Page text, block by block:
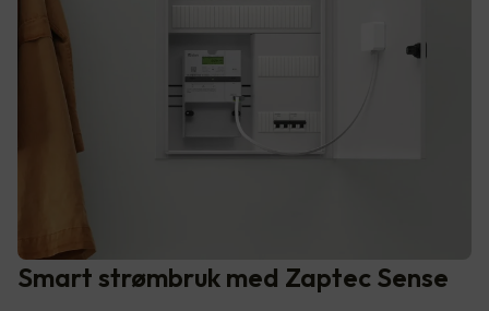
Smart strømbruk med Zaptec Sense